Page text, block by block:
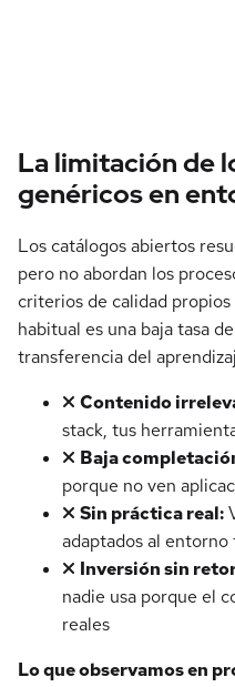
La limitación de
genéricos en
Los catálogos abiertos
pero no abordan los
criterios de calidad
habitual es una baja tasa
transferencia del
Contenido
stack, tus
Baja
porque no ven
Sin práctica real:
adaptados al
Inversión sin
nadie usa porque el
reales
Lo que observamos en